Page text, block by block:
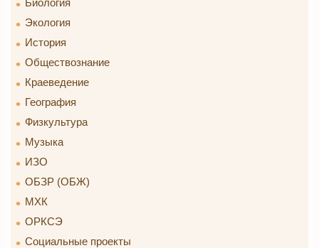
Экология
История
Обществознание
Краеведение
География
Физкультура
Музыка
ИЗО
ОБЗР (ОБЖ)
МХК
ОРКСЭ
Социальные проекты